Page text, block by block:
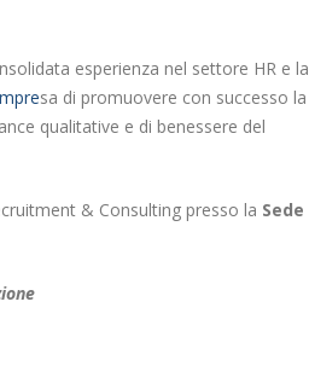
esperienza nel settore HR e la
sa di promuovere con successo la
qualitative e di benessere del
& Consulting presso la Sede